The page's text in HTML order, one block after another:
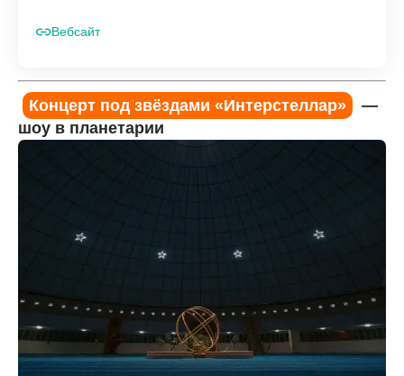
Вебсайт
Концерт под звёздами «Интерстеллар»
—
шоу в планетарии